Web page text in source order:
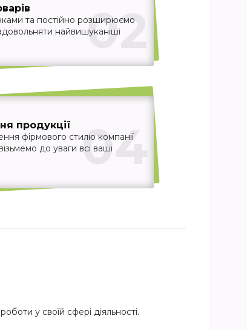
02
та постійно розширюємо
найвишуканіші
04
продукції
фірмового стилю компанії
до уваги всі ваші
у своїй сфері діяльності.